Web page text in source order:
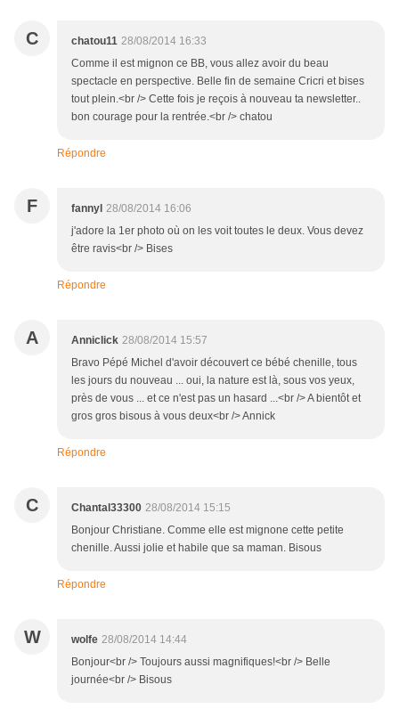
C chatou11 28/08/2014 16:33
Comme il est mignon ce BB, vous allez avoir du beau
spectacle en perspective. Belle fin de semaine Cricri et bises
tout plein.<br /> Cette fois je reçois à nouveau ta newsletter..
bon courage pour la rentrée.<br /> chatou
Répondre
F fannyl 28/08/2014 16:06
j'adore la 1er photo où on les voit toutes le deux. Vous devez
être ravis<br /> Bises
Répondre
A Anniclick 28/08/2014 15:57
Bravo Pépé Michel d'avoir découvert ce bébé chenille, tous
les jours du nouveau ... oui, la nature est là, sous vos yeux,
près de vous ... et ce n'est pas un hasard ...<br /> A bientôt et
gros gros bisous à vous deux<br /> Annick
Répondre
C Chantal33300 28/08/2014 15:15
Bonjour Christiane. Comme elle est mignone cette petite
chenille. Aussi jolie et habile que sa maman. Bisous
Répondre
W wolfe 28/08/2014 14:44
Bonjour<br /> Toujours aussi magnifiques!<br /> Belle
journée<br /> Bisous